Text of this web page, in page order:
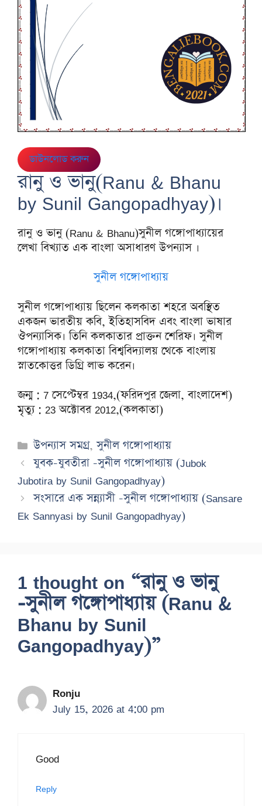
ডাউনলোড করুন
রানু ও ভানু(Ranu & Bhanu
by Sunil Gangopadhyay)।
রানু ও ভানু (Ranu & Bhanu)সুনীল গঙ্গোপাধ্যায়ের
লেখা বিখ্যাত এক বাংলা অসাধারণ উপন্যাস ।
সুনীল গঙ্গোপাধ্যায়
সুনীল গঙ্গোপাধ্যায় ছিলেন কলকাতা শহরে অবস্থিত
একজন ভারতীয় কবি, ইতিহাসবিদ এবং বাংলা ভাষার
ঔপন্যাসিক। তিনি কলকাতার প্রাক্তন শেরিফ। সুনীল
গঙ্গোপাধ্যায় কলকাতা বিশ্ববিদ্যালয় থেকে বাংলায়
স্নাতকোত্তর ডিগ্রি লাভ করেন।
জন্ম : 7 সেপ্টেম্বর 1934,(ফরিদপুর জেলা, বাংলাদেশ)
মৃত্যু : 23 অক্টোবর 2012,(কলকাতা)
Categories
উপন্যাস সমগ্র,সুনীল গঙ্গোপাধ্যায়
যুবক-যুবতীরা -সুনীল গঙ্গোপাধ্যায় (Jubok
Jubotira by Sunil Gangopadhyay)
সংসারে এক সন্ন্যাসী -সুনীল গঙ্গোপাধ্যায় (Sansare
Ek Sannyasi by Sunil Gangopadhyay)
1 thought on “রানু ও ভানু
-সুনীল গঙ্গোপাধ্যায় (Ranu &
Bhanu by Sunil
Gangopadhyay)”
Ronju
July 15, 2026 at 4:00 pm
Good
Reply